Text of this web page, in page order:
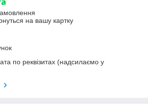
на вашу картку
по реквізитах (надсилаємо у